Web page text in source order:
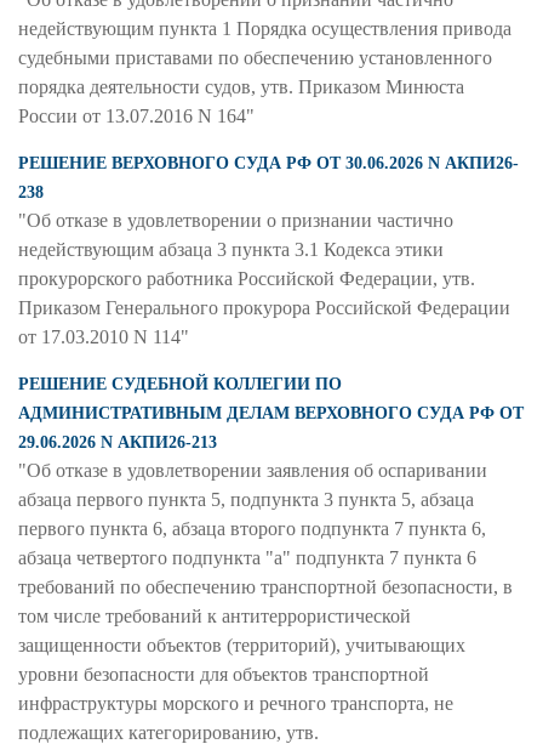
недействующим пункта 1 Порядка осуществления привода
судебными приставами по обеспечению установленного
порядка деятельности судов, утв. Приказом Минюста
России от 13.07.2016 N 164"
РЕШЕНИЕ ВЕРХОВНОГО СУДА РФ ОТ 30.06.2026 N АКПИ26-
238
"Об отказе в удовлетворении о признании частично
недействующим абзаца 3 пункта 3.1 Кодекса этики
прокурорского работника Российской Федерации, утв.
Приказом Генерального прокурора Российской Федерации
от 17.03.2010 N 114"
РЕШЕНИЕ СУДЕБНОЙ КОЛЛЕГИИ ПО
АДМИНИСТРАТИВНЫМ ДЕЛАМ ВЕРХОВНОГО СУДА РФ ОТ
29.06.2026 N АКПИ26-213
"Об отказе в удовлетворении заявления об оспаривании
абзаца первого пункта 5, подпункта 3 пункта 5, абзаца
первого пункта 6, абзаца второго подпункта 7 пункта 6,
абзаца четвертого подпункта "а" подпункта 7 пункта 6
требований по обеспечению транспортной безопасности, в
том числе требований к антитеррористической
защищенности объектов (территорий), учитывающих
уровни безопасности для объектов транспортной
инфраструктуры морского и речного транспорта, не
подлежащих категорированию, утв.